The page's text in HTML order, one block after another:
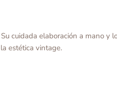
cuidada elaboración a mano y
estética vintage.